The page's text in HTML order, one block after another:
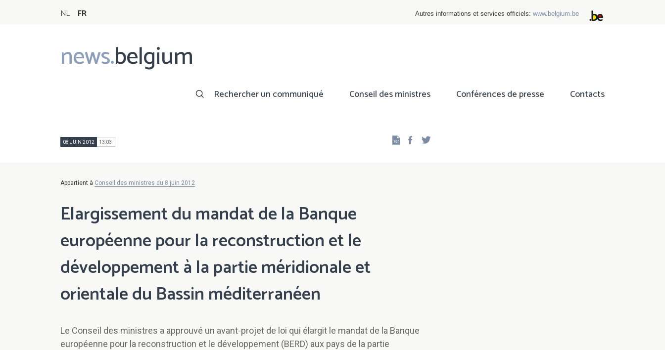
NL FR Autres informations et services officiels: www.belgium.be
news.belgium
Main
navigation
Rechercher un communiqué Conseil des ministres Conférences de presse Contacts
08 JUIN 2012 13:03 Facebook
Appartient à Conseil des ministres du 8 juin 2012
Elargissement du mandat de la Banque
européenne pour la reconstruction et le
développement à la partie méridionale et
orientale du Bassin méditerranéen
Le Conseil des ministres a approuvé un avant-projet de loi qui élargit le mandat de la Banque
européenne pour la reconstruction et le développement (BERD) aux pays de la partie